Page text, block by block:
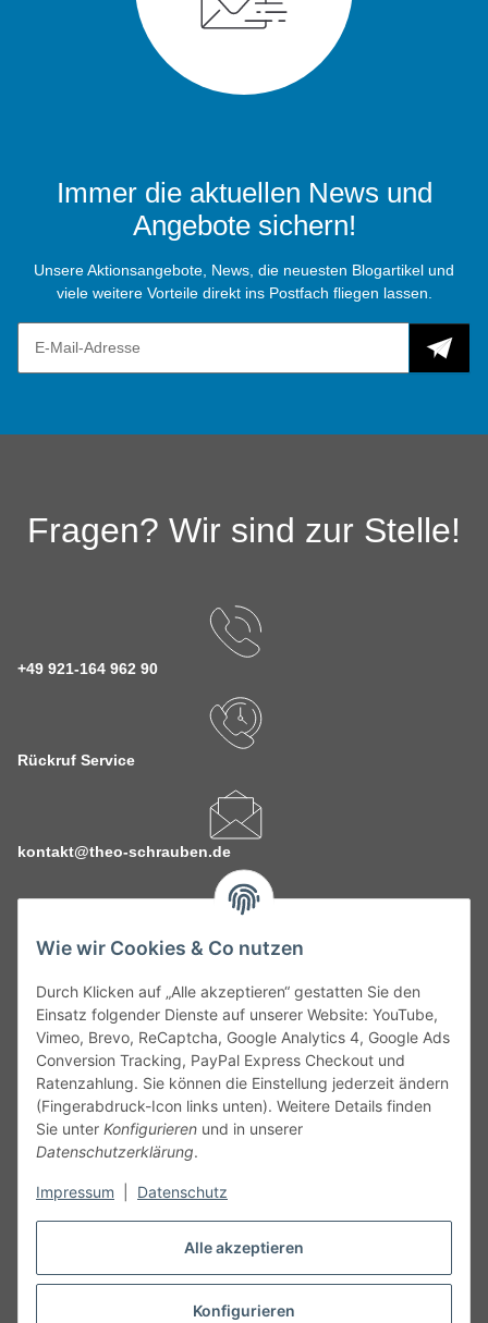
Alle akzeptieren
Konfigurieren
Wie wir Cookies & Co nutzen
Durch Klicken auf „Alle akzeptieren“ gestatten Sie den
Einsatz folgender Dienste auf unserer Website: YouTube,
Vimeo, Brevo, ReCaptcha, Google Analytics 4, Google Ads
Conversion Tracking, PayPal Express Checkout und
Ratenzahlung. Sie können die Einstellung jederzeit ändern
(Fingerabdruck-Icon links unten). Weitere Details finden
Sie unter Konfigurieren und in unserer
Datenschutzerklärung.
Impressum Datenschutz
Immer die aktuellen News und
Angebote sichern!
Unsere Aktionsangebote, News, die neuesten Blogartikel und
viele weitere Vorteile direkt ins Postfach fliegen lassen.
Fragen? Wir sind zur Stelle!
+49 921-164 962 90
Rückruf Service
kontakt@theo-schrauben.de
Service
Gesetzliche Informationen
Alle technischen Angaben ohne Gewähr. Irrtümer und fehlerhafte
Angaben vorbehalten. Wenn Sie Datenblätter oder spezielle
unseren Kundenservice. Abbildungen der Artikel können
Vertrag widerrufen